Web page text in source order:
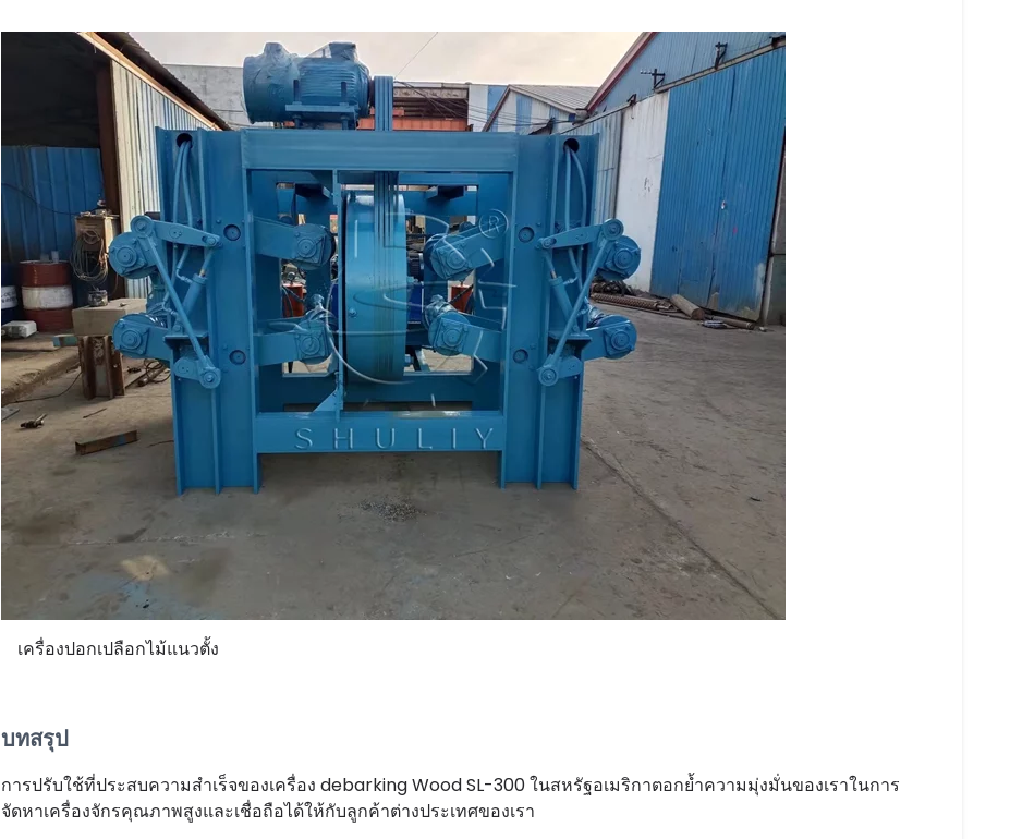
เครื่องปอกเปลือกไม้แนวตั้ง
บทสรุป
การปรับใช้ที่ประสบความสำเร็จของเครื่อง debarking Wood SL-300 ในสหรัฐอเมริกาตอกย้ำความมุ่งมั่นของเราในการ
จัดหาเครื่องจักรคุณภาพสูงและเชื่อถือได้ให้กับลูกค้าต่างประเทศของเรา